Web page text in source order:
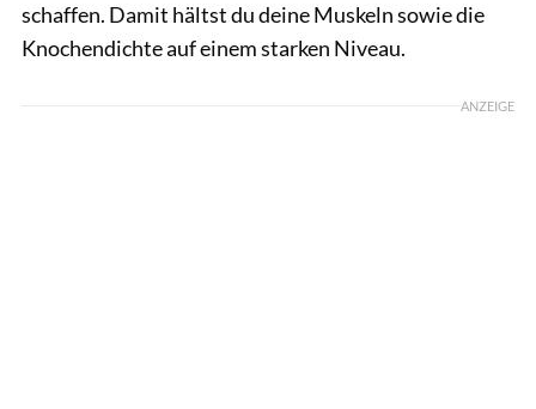
schaffen. Damit hältst du deine Muskeln sowie die
Knochendichte auf einem starken Niveau.
ANZEIGE